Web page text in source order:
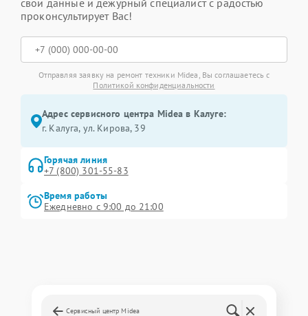
свои данные и дежурный специалист с радостью
проконсультирует Вас!
Отправляя заявку на ремонт техники Midea, Вы соглашаетесь с
Политикой конфиденциальности
Адрес сервисного центра Midea в Калуге:
г. Калуга, ул. Кирова, 39
Горячая линия
+7 (800) 301-55-83
Время работы
Ежедневно с 9:00 до 21:00
Сервисный центр Midea